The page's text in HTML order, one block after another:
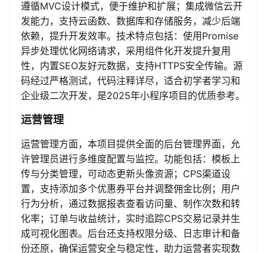
遵循MVC设计模式，便于维护和扩展；集成微信云开
发能力，支持云函数、数据库和存储服务，减少后端
依赖，提升开发效率。技术特点包括：使用Promise
异步处理优化网络请求，采用组件化开发提升复用
性，内置SEO友好元数据，支持HTTPS安全传输。源
码经过严格测试，代码注释详尽，适合初学者学习和
企业级二次开发，是2025年小程序项目的优质参考。
运营管理
运营管理方面，本项目提供全面的后台管理界面，允
许管理员进行多维度配置与监控。功能包括：模板上
传与分类管理，可动态更新头像资源；CPS渠道设
置，支持添加多个优惠券平台并调整佣金比例；用户
行为分析，通过数据报表查看访问量、制作次数和转
化率；订单与收益统计，实时追踪CPS交易记录并生
成可视化图表。后台还支持权限分级、日志审计和备
份还原，确保运营安全与稳定性，助力运营者实现数